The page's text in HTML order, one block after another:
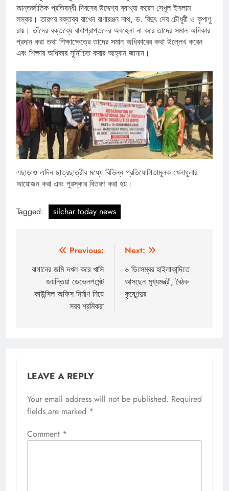
আন্তর্জাতিক প্রতিবন্ধী দিবসের উদ্দেশ্য ব্যাখ্যা করেন সেখুল ইসলাম
লস্কর। তারপর বক্তব্য রাখেন রাণারঞ্জন নাথ, ড. বিদুৎ দেব চৌধুরী ও কৃপাণু
রায়। তাঁদের বক্তব্যে বাধাপ্রাপ্তদের অবহেলা না করে তাদের সমান অধিকার
প্রদান করা তথা শিক্ষাক্ষেত্রে তাদের সমান অধিকারের কথা উল্লেখ করেন
এবং শিক্ষার অধিকার সুনিশ্চিত করার আহ্বান জানান।
এছাড়াও এদিন ছাত্রছাত্রীব মধ্যে বিভিন্ন প্রতিযোগিতামূলক খেলাধূলার
আয়োজন করা এবং পুরস্কার বিতরণ করা হয়।
Tagged: silchar today news
navigation
Previous:
বাগানের জমি দখল করে খাসি
জয়ন্তিয়া ডেভেলপমেন্ট
কাউন্সিল অফিস নির্মাণ নিয়ে
সরব শ্রমিকরা
Next:
৬ ডিসেম্বর হাইলাকান্দিতে
আসছেন মুখ্যমন্ত্রী, বৈঠক
কৃষ্ণেন্দুর
LEAVE A REPLY
Your email address will not be published. Required
fields are marked *
Comment *